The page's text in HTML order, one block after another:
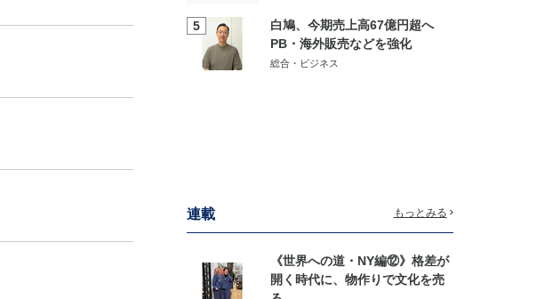
5
白鳩、今期売上高67億円超へ
PB・海外販売などを強化
総合・ビジネス
連載 もっとみる
《世界への道・NY編⑫》格差が
開く時代に、物作りで文化を売